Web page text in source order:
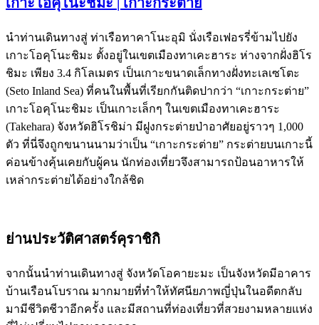
นำท่านเดินทางสู่ ท่าเรือทาคาโนะอุมิ นั่งเรือเฟอรรี่ข้ามไปยัง
เกาะโอคุโนะชิมะ ตั้งอยู่ในเขตเมืองทาเคะฮาระ ห่างจากฝั่งฮิโร
ชิมะ เพียง 3.4 กิโลเมตร เป็นเกาะขนาดเล็กทางฝั่งทะเลเซโตะ
(Seto Inland Sea) ที่คนในพื้นที่เรียกกันติดปากว่า “เกาะกระต่าย”
เกาะโอคุโนะชิมะ เป็นเกาะเล็กๆ ในเขตเมืองทาเคะฮาระ
(Takehara) จังหวัดฮิโรชิม่า มีฝูงกระต่ายป่าอาศัยอยู่ราวๆ 1,000
ตัว ที่นี่จึงถูกขนานนามว่าเป็น “เกาะกระต่าย” กระต่ายบนเกาะนี้
ค่อนข้างคุ้นเคยกับผู้คน นักท่องเที่ยวจึงสามารถป้อนอาหารให้
เหล่ากระต่ายได้อย่างใกล้ชิด
ย่านประวัติศาสตร์คุราชิกิ
จากนั้นนำท่านเดินทางสู่ จังหวัดโอคายะมะ เป็นจังหวัดมีอาคาร
บ้านเรือนโบราณ มากมายที่ทำให้ทัศนียภาพญี่ปุ่นในอดีตกลับ
มามีชีวิตชีวาอีกครั้ง และมีสถานที่ท่องเที่ยวที่สวยงามหลายแห่ง